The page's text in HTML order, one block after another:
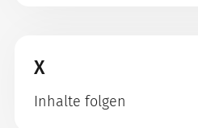
X
Inhalte folgen